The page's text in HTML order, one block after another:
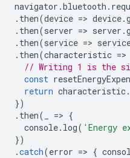
navigator .bluetooth .
. then(device => device.
. then(server => server .
. then(service =>
. then(characteristic =>
// Writing 1 is the
const
return characteristic.
})
. then( => {
console. log( 'Energy
})
.catch(error => {